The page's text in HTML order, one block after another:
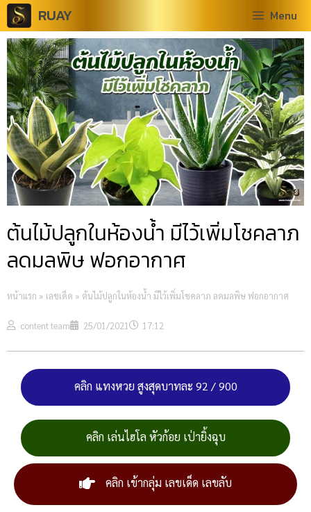
RUAY Menu
ต้นไม้ปลูกในห้องน้ำ มีไว้เพิ่มโชคลาภ
ลดมลพิษ ฟอกอากาศ
หน้าแรก » เลขเด็ด » ต้นไม้ปลูกในห้องน้ำ มีไว้เพิ่มโชคลาภ ลดมลพิษ ฟอกอากาศ
content team 25/01/2021 17:12
คลิก แทงหวย สูงสุดบาทละ 92 / 900
คลิก เล่นไฮโล หัวก้อย เป่ายิ้งฉุบ
คลิก เข้ากลุ่ม เลขเด็ด เลขลับ